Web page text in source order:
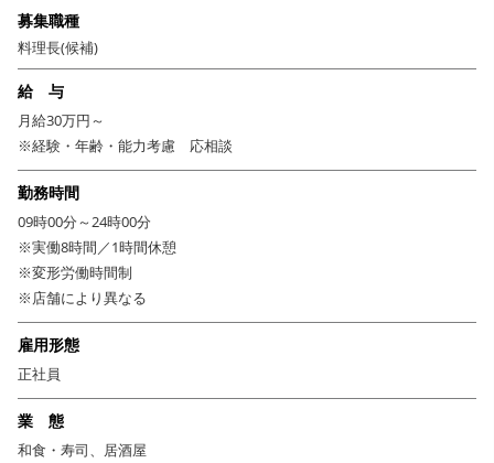
囲炉裏を囲む、昔ながらの温もりある食空間
かつて日本の食卓や暮らしを支えていた 「囲炉裏」。
そして家族や人々が自然と集まる団らんの場 として、日本の暮らしの中心
にありました。
天満鮨では、そんな 日本の原風景を現代に蘇らせる べく、囲炉裏を囲みな
お客様にとって 心落ち着く憩いの場となるような店づくりを目指し、和の
趣と温かみのあるサービスを大切にしています。
◎働きやすさは人それぞれ。あなたの希望に合わせた働き方
を用意！
当店の魅力は、月7～8日の休みに加えてフレックスタイム制を導入してい
ること。
らキャリアアップしたい」など、スタッフ一人ひとりの生活リズムを尊重
できる体制を整えています。
募集職種
料理長(候補)
給 与
月給30万円～
※経験・年齢・能力考慮 応相談
勤務時間
09時00分～24時00分
※実働8時間／1時間休憩
※変形労働時間制
※店舗により異なる
雇用形態
正社員
業 態
和食・寿司、居酒屋